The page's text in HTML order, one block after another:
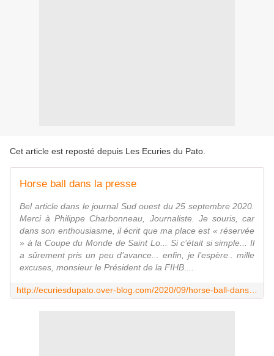
Cet article est reposté depuis Les Ecuries du Pato
Horse ball dans la presse
Bel article dans le journal Sud ouest du 25 septembre 2020.
Merci à Philippe Charbonneau, Journaliste. Je souris, car
dans son enthousiasme, il écrit que ma place est « réservée
» à la Coupe du Monde de Saint Lo... Si c’était si simple... Il
a sûrement pris un peu d’avance... enfin, je l’espère.. mille
excuses, monsieur le Président de la FIHB....